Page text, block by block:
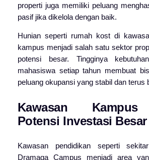
properti juga memiliki peluang
pasif jika dikelola dengan baik.
Hunian seperti rumah kost di
kampus menjadi salah satu sektor
potensi besar. Tingginya
mahasiswa setiap tahun membuat
peluang okupansi yang stabil dan terus
Kawasan
Potensi Investasi Besar
Kawasan pendidikan seperti
Dramaga Campus menjadi area